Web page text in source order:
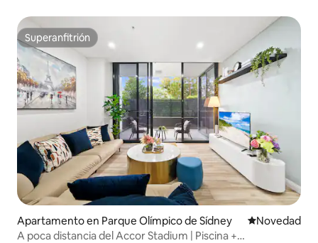
Superanfitrión
Superanfitrión
Apartamento en Parque Olímpico de Sídney Lugar para
Novedad
A poca distancia del Accor Stadium | Piscina +